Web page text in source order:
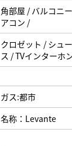
角部屋 / バルコニ
アコン /
クロゼット / シュ
ス / TVインターホ
ガス:都市
名称：Levante